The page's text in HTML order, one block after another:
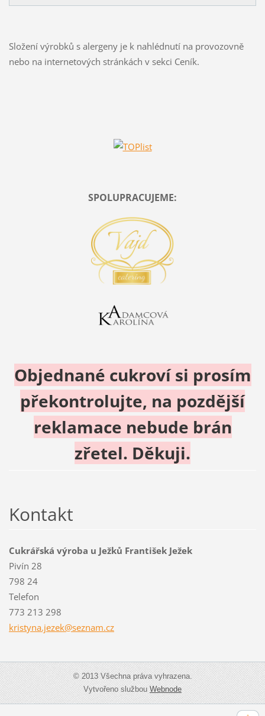
Složení výrobků s alergeny je k nahlédnutí na provozovně
nebo na internetových stránkách v sekci Ceník.
SPOLUPRACUJEME:
Objednané cukroví si prosím
překontrolujte, na pozdější
reklamace nebude brán
zřetel. Děkuji.
Kontakt
Cukrářská výroba u Ježků František Ježek
Pivín 28
798 24
Telefon
773 213 298
kristyna.jezek@seznam.cz
© 2013 Všechna práva vyhrazena.
Vytvořeno službouWebnode